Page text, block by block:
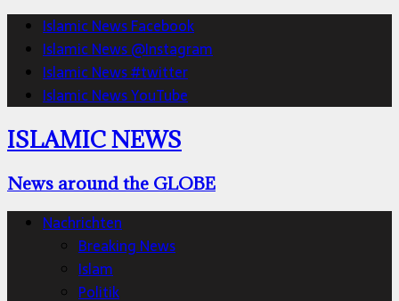
Islamic News Facebook
Islamic News @Instagram
Islamic News #twitter
Islamic News YouTube
ISLAMIC NEWS
News around the GLOBE
Nachrichten
Breaking News
Islam
Politik